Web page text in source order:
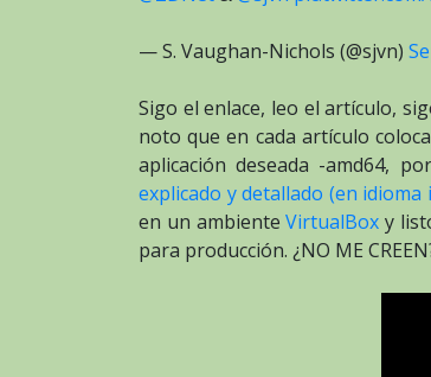
— S. Vaughan-Nichols (@sjvn)
Sigo el enlace, leo el artículo,
noto que en cada artículo
aplicación deseada -amd64,
explicado y detallado (en idioma
en un ambienteVirtualBox y
para producción. ¿NO ME